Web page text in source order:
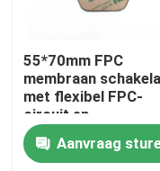
LEIDENE
De Schakelaar
55*70mm FPC
membraan
met flexibel FPC-
circuit en
randafdrukvorm
Aanvraag